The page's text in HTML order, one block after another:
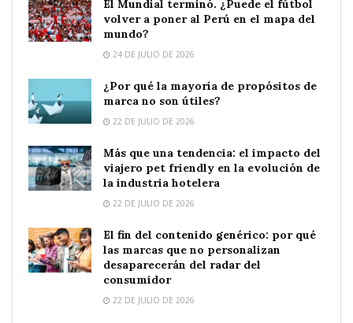
El Mundial terminó. ¿Puede el fútbol
volver a poner al Perú en el mapa del
mundo?
24 DE JULIO DE 2026
¿Por qué la mayoría de propósitos de
marca no son útiles?
22 DE JULIO DE 2026
Más que una tendencia: el impacto del
viajero pet friendly en la evolución de
la industria hotelera
22 DE JULIO DE 2026
El fin del contenido genérico: por qué
las marcas que no personalizan
desaparecerán del radar del
consumidor
22 DE JULIO DE 2026